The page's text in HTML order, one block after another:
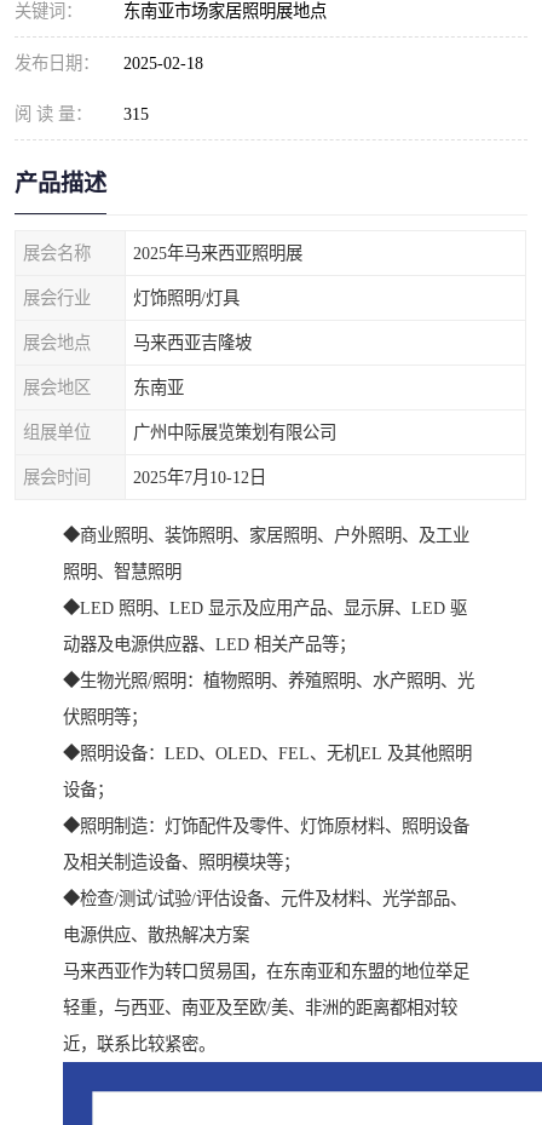
关键词： 东南亚市场家居照明展地点
发布日期： 2025-02-18
阅 读 量： 315
产品描述
展会名称 2025年马来西亚照明展
展会行业 灯饰照明/灯具
展会地点 马来西亚吉隆坡
展会地区 东南亚
组展单位 广州中际展览策划有限公司
展会时间 2025年7月10-12日
◆商业照明、装饰照明、家居照明、户外照明、及工业
照明、智慧照明
◆LED 照明、LED 显示及应用产品、显示屏、LED 驱
动器及电源供应器、LED 相关产品等；
◆生物光照/照明：植物照明、养殖照明、水产照明、光
伏照明等；
◆照明设备：LED、OLED、FEL、无机EL 及其他照明
设备；
◆照明制造：灯饰配件及零件、灯饰原材料、照明设备
及相关制造设备、照明模块等；
◆检查/测试/试验/评估设备、元件及材料、光学部品、
电源供应、散热解决方案
马来西亚作为转口贸易国，在东南亚和东盟的地位举足
轻重，与西亚、南亚及至欧/美、非洲的距离都相对较
近，联系比较紧密。